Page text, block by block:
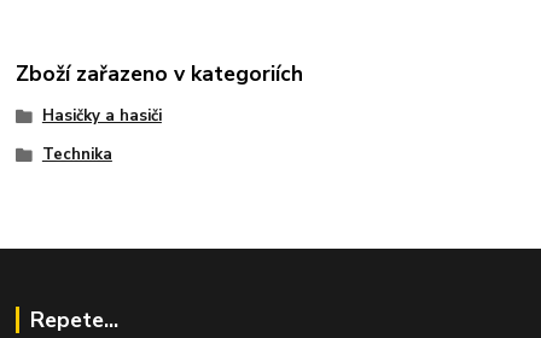
Zboží zařazeno v kategoriích
Hasičky a hasiči
Technika
Repete...